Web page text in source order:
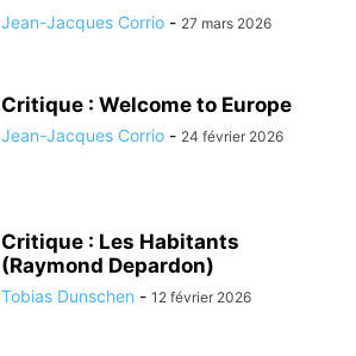
Jean-Jacques Corrio - 27 mars 2026
Critique : Welcome to Europe
Jean-Jacques Corrio - 24 février 2026
Critique : Les Habitants
(Raymond Depardon)
Tobias Dunschen - 12 février 2026